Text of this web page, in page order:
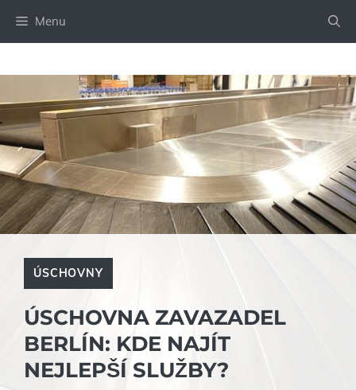
Menu
ÚSCHOVNY
ÚSCHOVNA ZAVAZADEL
BERLÍN: KDE NAJÍT
NEJLEPŠÍ SLUŽBY?